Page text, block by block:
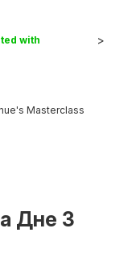
with
Masterclass
Дне 3